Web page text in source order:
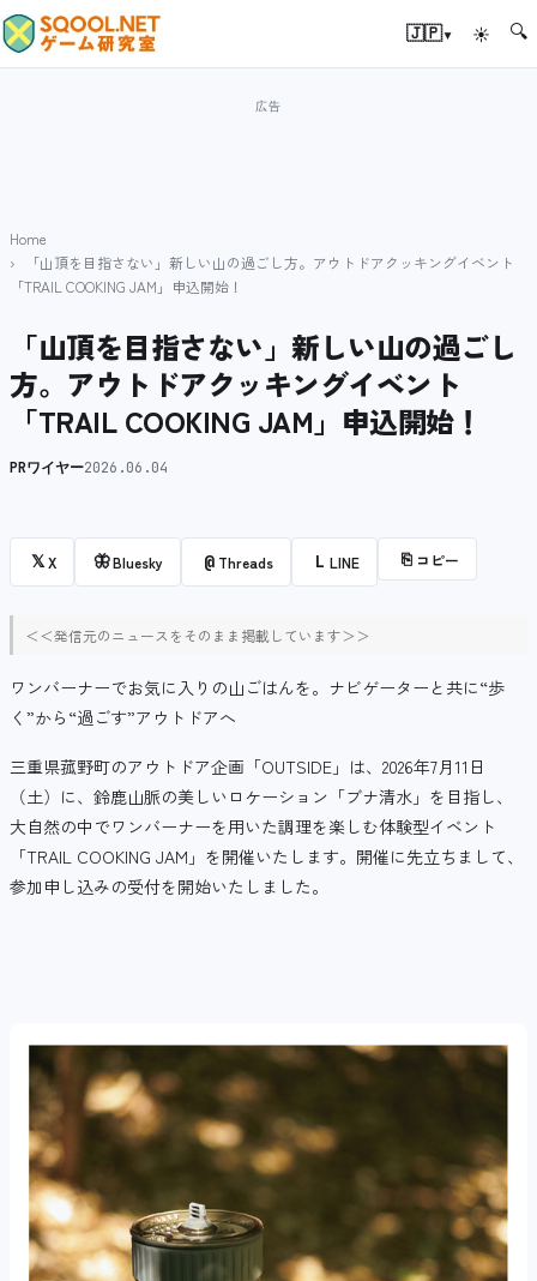
🇯🇵▾ ☀ 🔍
Home
「山頂を目指さない」新しい山の過ごし方。アウトドアクッキングイベント
「TRAIL COOKING JAM」申込開始！
「山頂を目指さない」新しい山の過ごし
方。アウトドアクッキングイベント
「TRAIL COOKING JAM」申込開始！
PRワイヤー2026.06.04
𝕏X 🦋Bluesky @ Threads L LINE ⎘ コピー
＜＜発信元のニュースをそのまま掲載しています＞＞
ワンバーナーでお気に入りの山ごはんを。ナビゲーターと共に“歩
く”から“過ごす”アウトドアへ
三重県菰野町のアウトドア企画「OUTSIDE」は、2026年7月11日
（土）に、鈴鹿山脈の美しいロケーション「ブナ清水」を目指し、
大自然の中でワンバーナーを用いた調理を楽しむ体験型イベント
「TRAIL COOKING JAM」を開催いたします。開催に先立ちまして、
参加申し込みの受付を開始いたしました。